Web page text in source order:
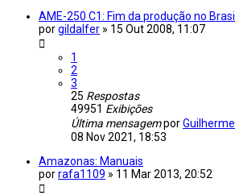
AME-250 C1: Fim da produção no Brasil
porgildalfer » 15 Out 2008, 11:07
1
2
3
25 Respostas
49951 Exibições
Última mensagemporGuilherme
08 Nov 2021, 18:53
Amazonas: Manuais
porrafa1109 » 11 Mar 2013, 20:52